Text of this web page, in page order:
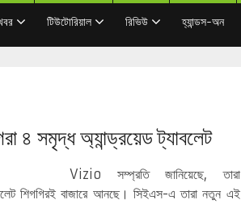
টিউটোরিয়াল রিভিউ হ্যান্ডস-অন
৪ সমৃদ্ধ অ্যান্ড্রয়েড ট্যাবলেট
Vizio সম্প্রতি জানিয়েছে, তারা
শিগগিরই বাজারে আনছে। সিইএস-এ তারা নতুন এই